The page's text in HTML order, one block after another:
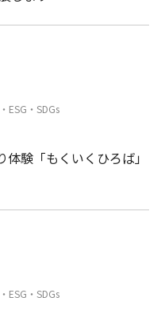
ESG・SDGs
験「もくいくひろば」
ESG・SDGs